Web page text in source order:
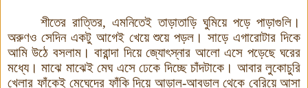
শীতের রাত্তির, এমনিতেই তাড়াতাড়ি ঘুমিয়ে পড়ে পাড়াগুলি ।
অরুণও সেদিন একটু আগেই খেয়ে শুয়ে পড়ল । সাড়ে এগারোটার দিকে
আমি উঠে বসলাম। বারান্দা দিয়ে জ্যোৎস্নার আলো এসে পড়েছে ঘরের
মধ্যে। মাঝে মাঝেই মেঘ এসে ঢেকে দিচ্ছে চাঁদটাকে । আবার লুকোচুরি
খেলার ফাঁকেই মেঘেদের ফাঁকি দিয়ে আড়াল-আবডাল থেকে বেরিয়ে আসা